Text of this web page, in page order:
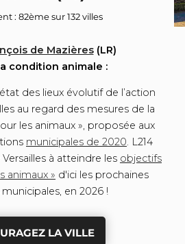
: 82ème sur 132 villes
de Mazières(LR)
condition animale :
des lieux évolutif de l’action
au regard des mesures de la
les animaux », proposée aux
municipales de 2020. L214
Versailles à atteindre les objectifs
animaux » d'ici les prochaines
en 2026 !
LA VILLE